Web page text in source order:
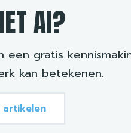
AI?
een gratis
kan betekenen.
artikelen